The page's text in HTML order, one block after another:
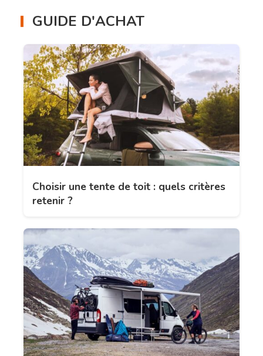
GUIDE D'ACHAT
Choisir une tente de toit : quels critères
retenir ?